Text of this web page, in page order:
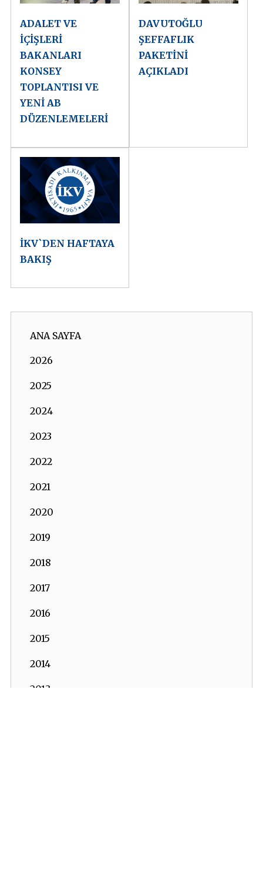
ADALET VE
İÇİŞLERİ
BAKANLARI
KONSEY
TOPLANTISI VE
YENİ AB
DÜZENLEMELERİ
DAVUTOĞLU
ŞEFFAFLIK
PAKETİNİ
AÇIKLADI
İKV`DEN HAFTAYA
BAKIŞ
ANA SAYFA
2026
2025
2024
2023
2022
2021
2020
2019
2018
2017
2016
2015
2014
2013